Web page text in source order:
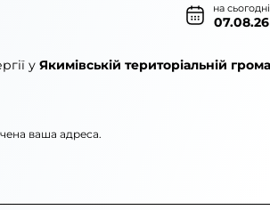
на сьогодні
07.08.26
у Якимівській територіальній
ваша адреса.